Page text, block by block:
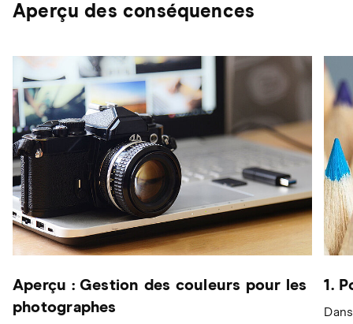
Aperçu des conséquences
Aperçu : Gestion des couleurs pour les
photographes
1.